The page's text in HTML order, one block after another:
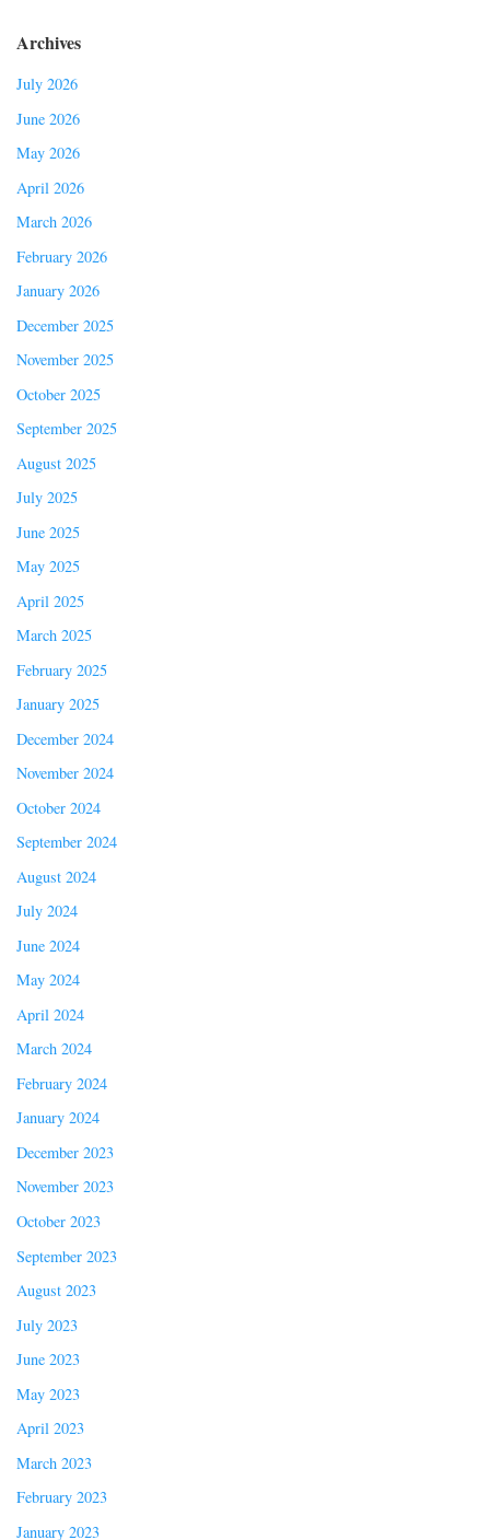
Archives
July 2026
June 2026
May 2026
April 2026
March 2026
February 2026
January 2026
December 2025
November 2025
October 2025
September 2025
August 2025
July 2025
June 2025
May 2025
April 2025
March 2025
February 2025
January 2025
December 2024
November 2024
October 2024
September 2024
August 2024
July 2024
June 2024
May 2024
April 2024
March 2024
February 2024
January 2024
December 2023
November 2023
October 2023
September 2023
August 2023
July 2023
June 2023
May 2023
April 2023
March 2023
February 2023
January 2023